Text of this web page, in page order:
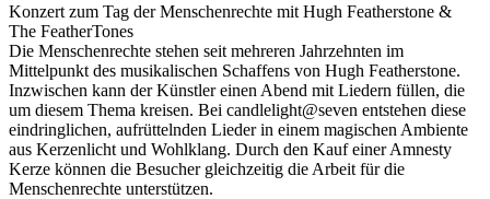
Konzert zum Tag der Menschenrechte mit Hugh Featherstone &
The FeatherTones
Die Menschenrechte stehen seit mehreren Jahrzehnten im
Mittelpunkt des musikalischen Schaffens von Hugh Featherstone.
Inzwischen kann der Künstler einen Abend mit Liedern füllen, die
um diesem Thema kreisen. Bei candlelight@seven entstehen diese
eindringlichen, aufrüttelnden Lieder in einem magischen Ambiente
aus Kerzenlicht und Wohlklang. Durch den Kauf einer Amnesty
Kerze können die Besucher gleichzeitig die Arbeit für die
Menschenrechte unterstützen.